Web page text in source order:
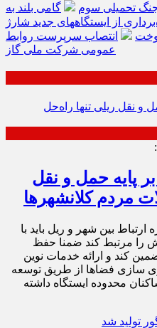
تحمیلی سوم
گامی بلند به
از ایستگاههای جدید شارژ
انتصاب سرپرست روابط
عمومی شرکت ملی گاز
پایه حمل و نقل
مردم کلانشهرها
ارتباط بین شهر و ریل باید با
را مرتبط کند ضمنا حفظ
کند و ارائه خدمات نوین
سازی فضاها از طریق توسعه
محدوده ایستگاه داشته